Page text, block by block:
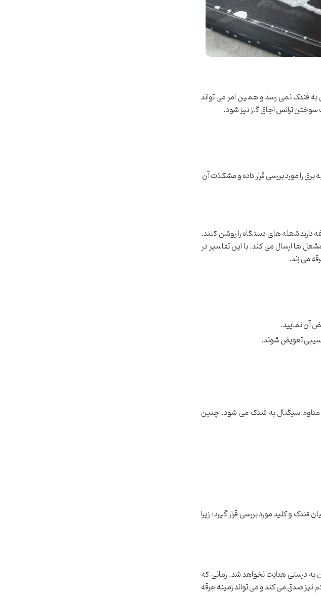
فندک نمی رسد و همین امر می تواند
ترانس اجاق گاز نیز شود.
را مورد بررسی قرار داده و مشکلات آن
دارند شعله های دستگاه را روشن کنند.
مشعل ها ارسال می کند. با این تفاسیر در
می زند.
آن نمایید.
آسیبی تعویض شوند.
مداوم سیگنال به فندک می شود. چنین
و کلید مورد بررسی قرار گیرد؛ زیرا
به درستی هدایت نخواهد شد. زمانی که
نیز صدق می کند و می تواند زمینه جرقه